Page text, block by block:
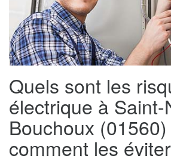
Quels sont les
électrique à Saint-
Bouchoux
comment les